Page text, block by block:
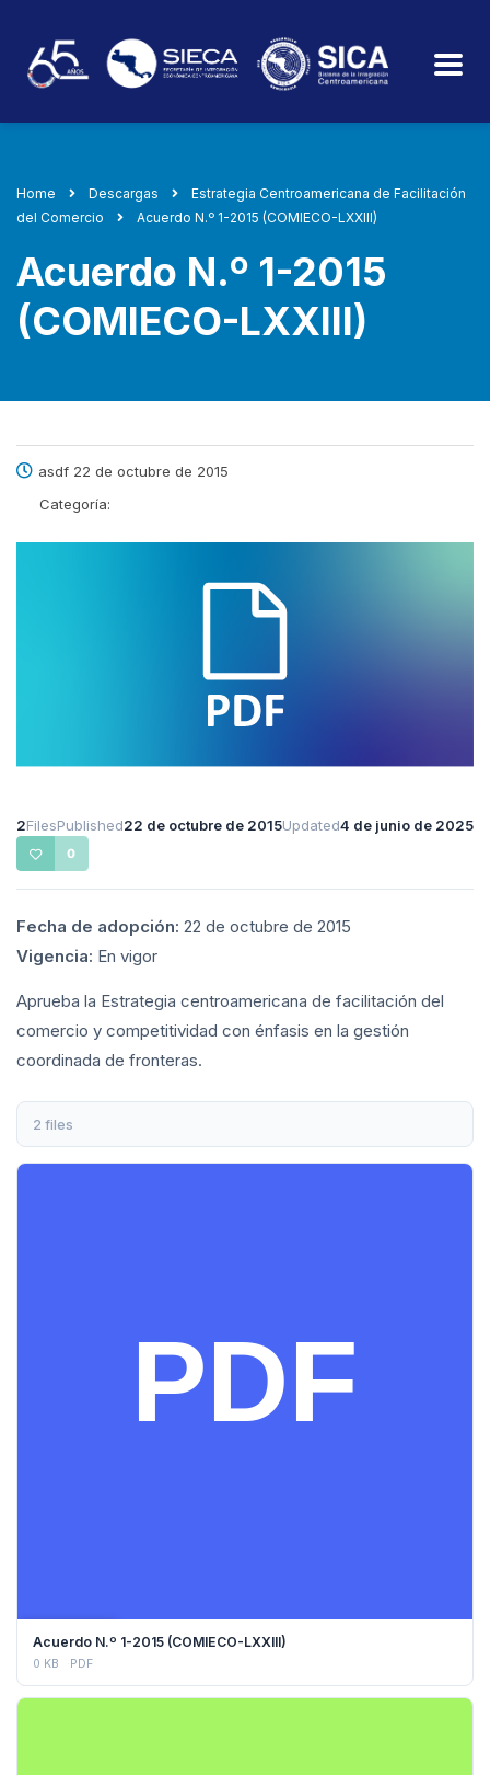
Home Descargas
Estrategia Centroamericana de Facilitación
del Comercio
Acuerdo N.º 1-2015 (COMIECO-LXXIII)
Acuerdo N.º 1-2015
(COMIECO-LXXIII)
asdf 22 de octubre de 2015
Categoría:
2FilesPublished22 de octubre de 2015Updated4 de junio de 2025
0
Fecha de adopción: 22 de octubre de 2015
Vigencia: En vigor
Aprueba la Estrategia centroamericana de facilitación del
comercio y competitividad con énfasis en la gestión
coordinada de fronteras.
2 files
Acuerdo N.º 1-2015 (COMIECO-LXXIII)
0 KB PDF